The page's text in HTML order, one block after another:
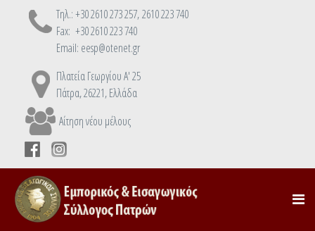
Τηλ.: +30 2610 273 257, 2610 223 740
Fax: +30 2610 223 740
Email: eesp@otenet.gr
Πλατεία Γεωργίου Α' 25
Πάτρα, 26221, Ελλάδα
Αίτηση νέου μέλους